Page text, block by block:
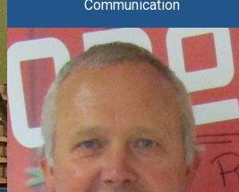
Communication